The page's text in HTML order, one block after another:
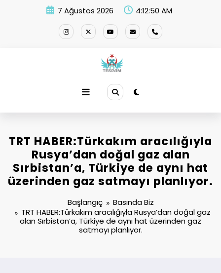
7 Ağustos 2026 4:12:50 AM
TRT HABER:Türkakım aracılığıyla
Rusya’dan doğal gaz alan
Sırbistan’a, Türkiye de aynı hat
üzerinden gaz satmayı planlıyor.
Başlangıç
Basında Biz
TRT HABER:Türkakım aracılığıyla Rusya’dan doğal gaz
alan Sırbistan’a, Türkiye de aynı hat üzerinden gaz
satmayı planlıyor.